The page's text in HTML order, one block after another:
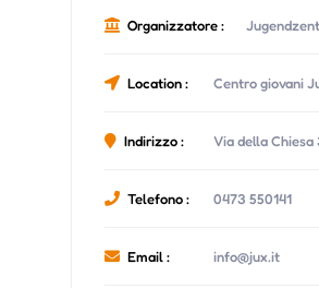
Organizzatore :
Location : Centro giovani
Indirizzo : Via della Chiesa
Telefono : 0473 550141
Email : info@jux.it